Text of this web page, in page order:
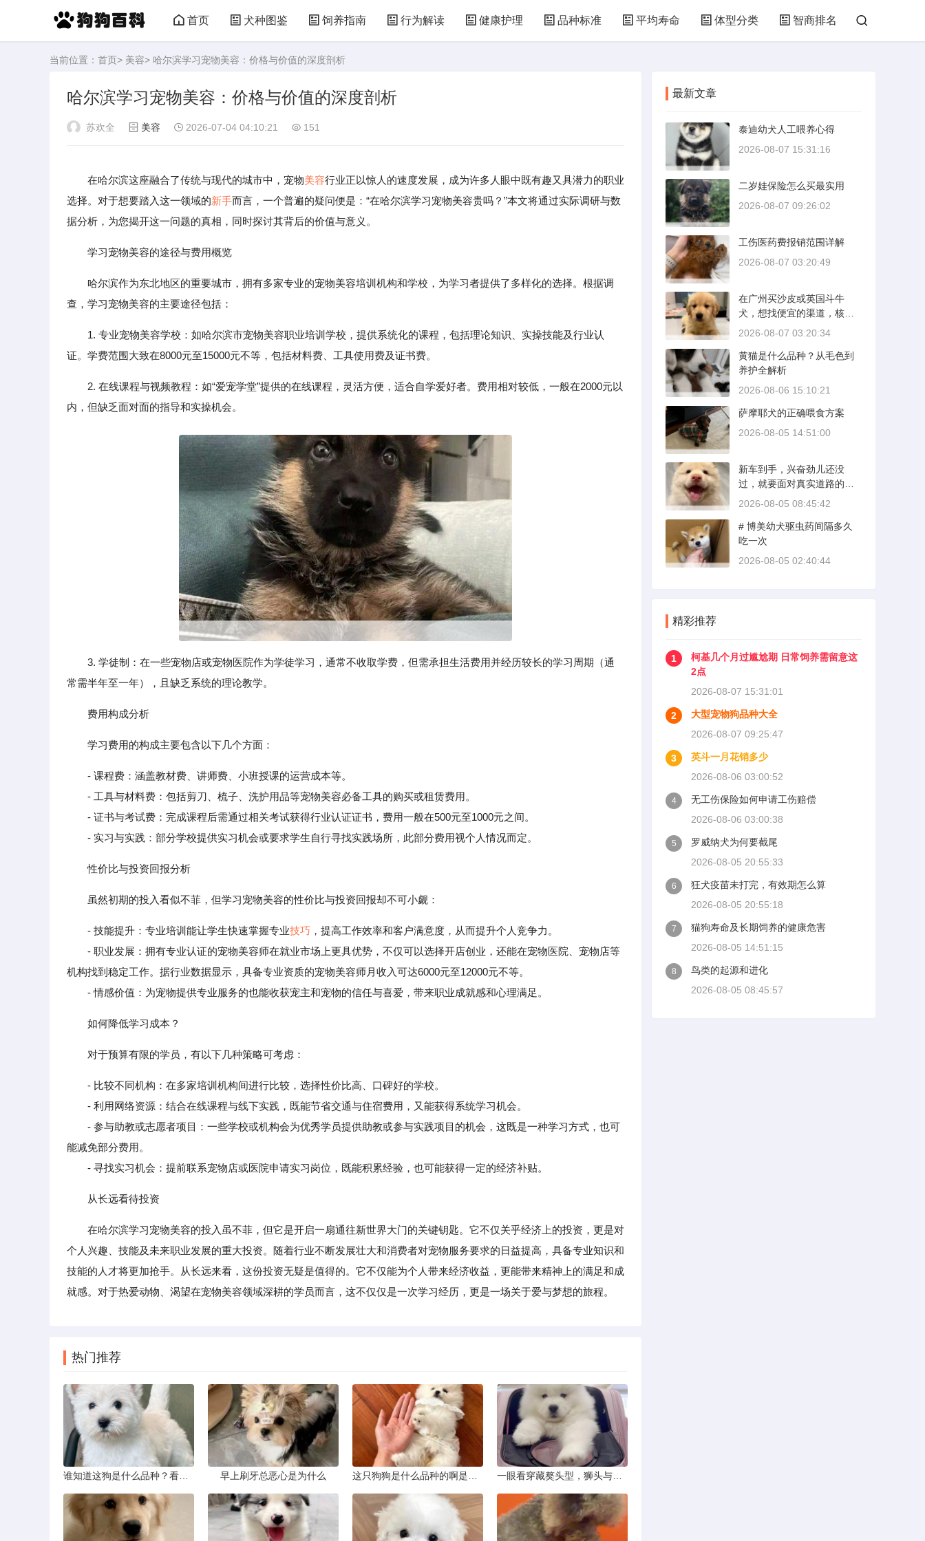
首页 犬种图鉴 饲养指南 行为解读 健康护理 品种标准 平均寿命 体型分类 智商排名
当前位置： 首页> 美容> 哈尔滨学习宠物美容：价格与价值的深度剖析
哈尔滨学习宠物美容：价格与价值的深度剖析
苏欢全 美容 2026-07-04 04:10:21 151
在哈尔滨这座融合了传统与现代的城市中，宠物美容行业正以惊人的速度发展，成为许多人眼中既有趣又具潜力的职业
选择。对于想要踏入这一领域的新手而言，一个普遍的疑问便是：“在哈尔滨学习宠物美容贵吗？”本文将通过实际调研与数
据分析，为您揭开这一问题的真相，同时探讨其背后的价值与意义。
学习宠物美容的途径与费用概览
哈尔滨作为东北地区的重要城市，拥有多家专业的宠物美容培训机构和学校，为学习者提供了多样化的选择。根据调
查，学习宠物美容的主要途径包括：
1. 专业宠物美容学校：如哈尔滨市宠物美容职业培训学校，提供系统化的课程，包括理论知识、实操技能及行业认
证。学费范围大致在8000元至15000元不等，包括材料费、工具使用费及证书费。
2. 在线课程与视频教程：如“爱宠学堂”提供的在线课程，灵活方便，适合自学爱好者。费用相对较低，一般在2000元以
内，但缺乏面对面的指导和实操机会。
3. 学徒制：在一些宠物店或宠物医院作为学徒学习，通常不收取学费，但需承担生活费用并经历较长的学习周期（通
常需半年至一年），且缺乏系统的理论教学。
费用构成分析
学习费用的构成主要包含以下几个方面：
- 课程费：涵盖教材费、讲师费、小班授课的运营成本等。
- 工具与材料费：包括剪刀、梳子、洗护用品等宠物美容必备工具的购买或租赁费用。
- 证书与考试费：完成课程后需通过相关考试获得行业认证证书，费用一般在500元至1000元之间。
- 实习与实践：部分学校提供实习机会或要求学生自行寻找实践场所，此部分费用视个人情况而定。
性价比与投资回报分析
虽然初期的投入看似不菲，但学习宠物美容的性价比与投资回报却不可小觑：
- 技能提升：专业培训能让学生快速掌握专业技巧 ，提高工作效率和客户满意度，从而提升个人竞争力。
- 职业发展：拥有专业认证的宠物美容师在就业市场上更具优势，不仅可以选择开店创业，还能在宠物医院、宠物店等
机构找到稳定工作。据行业数据显示，具备专业资质的宠物美容师月收入可达6000元至12000元不等。
- 情感价值：为宠物提供专业服务的也能收获宠主和宠物的信任与喜爱，带来职业成就感和心理满足。
如何降低学习成本？
对于预算有限的学员，有以下几种策略可考虑：
- 比较不同机构：在多家培训机构间进行比较，选择性价比高、口碑好的学校。
- 利用网络资源：结合在线课程与线下实践，既能节省交通与住宿费用，又能获得系统学习机会。
- 参与助教或志愿者项目：一些学校或机构会为优秀学员提供助教或参与实践项目的机会，这既是一种学习方式，也可
能减免部分费用。
- 寻找实习机会：提前联系宠物店或医院申请实习岗位，既能积累经验，也可能获得一定的经济补贴。
从长远看待投资
在哈尔滨学习宠物美容的投入虽不菲，但它是开启一扇通往新世界大门的关键钥匙。它不仅关乎经济上的投资，更是对
个人兴趣、技能及未来职业发展的重大投资。随着行业不断发展壮大和消费者对宠物服务要求的日益提高，具备专业知识和
技能的人才将更加抢手。从长远来看，这份投资无疑是值得的。它不仅能为个人带来经济收益，更能带来精神上的满足和成
就感。对于热爱动物、渴望在宠物美容领域深耕的学员而言，这不仅仅是一次学习经历，更是一场关于爱与梦想的旅程。
热门推荐
早上刷牙总恶心是为什么
最新文章
泰迪幼犬人工喂养心得
2026-08-07 15:31:16
二岁娃保险怎么买最实用
2026-08-07 09:26:02
工伤医药费报销范围详解
2026-08-07 03:20:49
在广州买沙皮或英国斗牛
犬，想找便宜的渠道，核心
是分清“便宜”和“捡漏”的界
种，价格比北方城市有优
势；英国斗牛犬则完全是另
一套行情。下面直接说具体
间。
2026-08-07 03:20:34
黄猫是什么品种？从毛色到
养护全解析
2026-08-06 15:10:21
萨摩耶犬的正确喂食方案
2026-08-05 14:51:00
新车到手，兴奋劲儿还没
过，就要面对真实道路的考
验。新手开新车上路，最怕
况和路况的双重陌生。磨合
期内，发动机转速控制在200
0到3000转之间，时速尽量
2026-08-05 08:45:42
# 博美幼犬驱虫药间隔多久
吃一次
2026-08-05 02:40:44
精彩推荐
1
柯基几个月过尴尬期 日常饲养需留意这
2点
2026-08-07 15:31:01
2
大型宠物狗品种大全
2026-08-07 09:25:47
3
英斗一月花销多少
2026-08-06 03:00:52
4
无工伤保险如何申请工伤赔偿
2026-08-06 03:00:38
5
罗威纳犬为何要截尾
2026-08-05 20:55:33
6
狂犬疫苗未打完，有效期怎么算
2026-08-05 20:55:18
7
猫狗寿命及长期饲养的健康危害
2026-08-05 14:51:15
8
鸟类的起源和进化
2026-08-05 08:45:57